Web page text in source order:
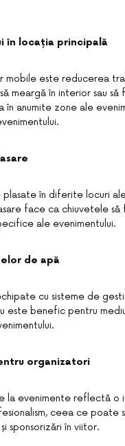
în locația principală
mobile este reducerea
meargă în interior sau
anumite zone ale
în diferite locuri
face ca chiuvetele
ale evenimentului.
de apă
cu sisteme de
este benefic pentru
organizatori
la evenimente reflectă
ceea ce poate
sponsorizări în viitor.